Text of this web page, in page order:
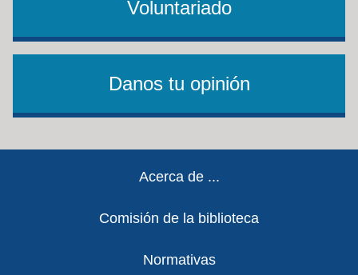
Voluntariado
Danos tu opinión
Acerca de ...
Comisión de la biblioteca
Normativas